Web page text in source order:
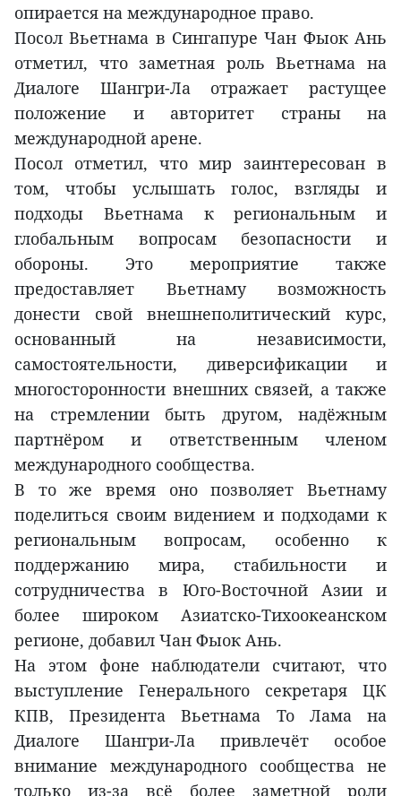
опирается на международное право.
Посол Вьетнама в Сингапуре Чан Фыок Ань
отметил, что заметная роль Вьетнама на
Диалоге Шангри-Ла отражает растущее
положение и авторитет страны на
международной арене.
Посол отметил, что мир заинтересован в
том, чтобы услышать голос, взгляды и
подходы Вьетнама к региональным и
глобальным вопросам безопасности и
обороны. Это мероприятие также
предоставляет Вьетнаму возможность
донести свой внешнеполитический курс,
основанный на независимости,
самостоятельности, диверсификации и
многосторонности внешних связей, а также
на стремлении быть другом, надёжным
партнёром и ответственным членом
международного сообщества.
В то же время оно позволяет Вьетнаму
поделиться своим видением и подходами к
региональным вопросам, особенно к
поддержанию мира, стабильности и
сотрудничества в Юго-Восточной Азии и
более широком Азиатско-Тихоокеанском
регионе, добавил Чан Фыок Ань.
На этом фоне наблюдатели считают, что
выступление Генерального секретаря ЦК
КПВ, Президента Вьетнама То Лама на
Диалоге Шангри-Ла привлечёт особое
внимание международного сообщества не
только из-за всё более заметной роли